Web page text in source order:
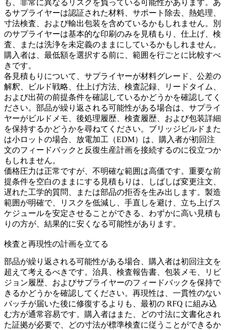
も、非常に異なるリスクを負っている可能性があります。あ
るサプライヤーは認証された材料、サポート除去、熱処理、
寸法検査、および輸出包装を含めているかもしれません。別
のサプライヤーは基本的な印刷のみを見積もり、仕上げ、検
査、または洗浄を未定義のままにしているかもしれません。
購入者は、最低額を選択する前に、範囲を行ごとに比較すべ
きです。
各見積もりについて、サプライヤーが材料グレード、公差の
解釈、ビルド戦略、仕上げ方法、検査記録、リードタイム、
および出荷の前提条件を確認しているかどうかを確認してく
ださい。部品が繰り返される可能性がある場合は、サプライ
ヤーがビルドメモ、後処理履歴、検査履歴、および包装詳細
を保持するかどうかを尋ねてください。ブリッジビルドまた
は小ロットの場合、 放電加工（EDM） は、購入者が初回注
文のフィードバックと反復生産計画を接続するのに役立つか
もしれません。
価格圧力は正常ですが、不明確な範囲は高価です。重要な前
提条件を空白のままにする見積もりは、しばしば変更注文、
遅れた工学的質問、または部品の拒否を生み出します。製造
範囲が明確で、リスクを低減し、手直しを避け、立ち上げス
ケジュールを安定させることができる、わずかに高い見積も
りの方が、結果的に安くなる可能性があります。
検査と再現性の計画を立てる
部品が繰り返される可能性がある場合、購入者は初回注文を
超えて考えるべきです。治具、検査報告書、包装メモ、リビ
ジョン履歴、およびサプライヤーのフィードバックを保持で
きるかどうかを確認してください。再現性は、一貫性のない
バッチが届いた後に修復するよりも、最初の RFQ に組み込
む方が通常容易です。購入者はまた、どの寸法に文書化され
た証拠が必要で、どの寸法が標準検査に従うことができるか